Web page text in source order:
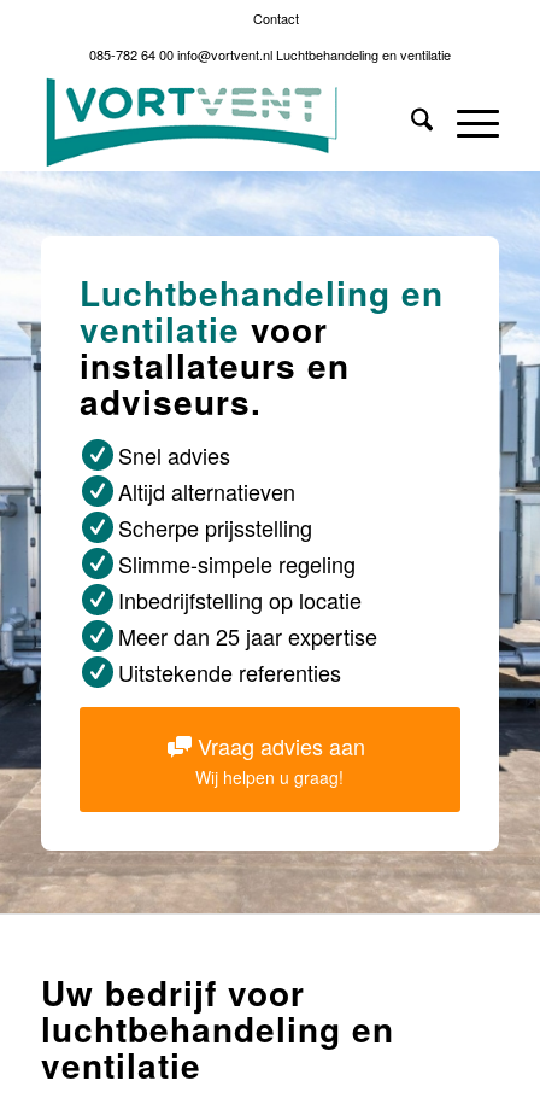
Contact
085-782 64 00info@vortvent.nlLuchtbehandeling en ventilatie
Luchtbehandeling en
ventilatie voor
installateurs en
adviseurs.
Snel advies
Altijd alternatieven
Scherpe prijsstelling
Slimme-simpele regeling
Inbedrijfstelling op locatie
Meer dan 25 jaar expertise
Uitstekende referenties
Vraag advies aan
Wij helpen u graag!
Uw bedrijf voor
luchtbehandeling en
ventilatie